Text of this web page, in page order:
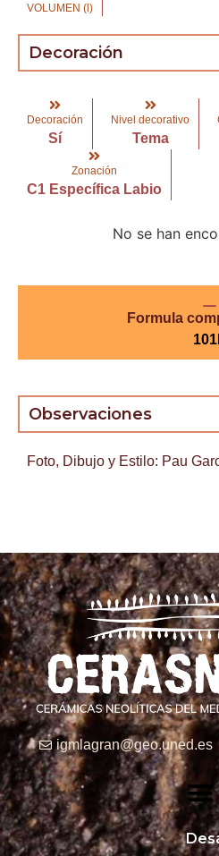
VOLUMEN (l)
Decoración
Decoración
Sí
Nivel decorativo
Tema
Zonación
C1 Específica Labio
No se han
Formula
Observaciones
Foto, Dibujo y Estilo: Pau
igmlagran@geo.uned.es